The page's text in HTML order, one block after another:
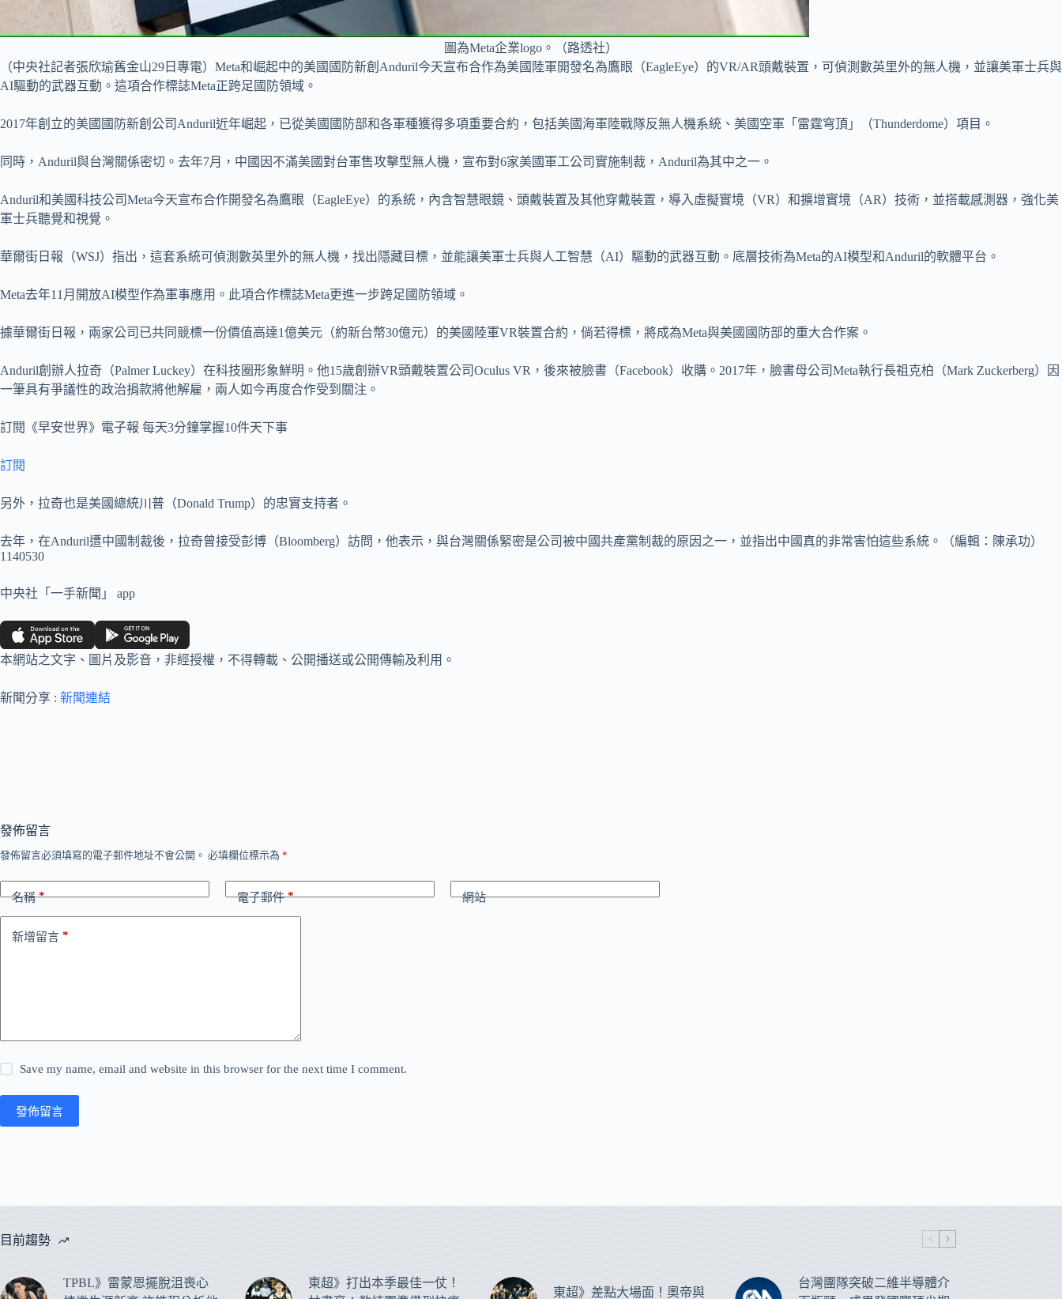
圖為Meta企業logo。（路透社）
（中央社記者張欣瑜舊金山29日專電）Meta和崛起中的美國國防新創Anduril今天宣布合作為美國陸軍開發名為鷹眼（EagleEye）的VR/AR頭戴裝置，可偵測數英里外的無人機，並讓美軍士兵與
AI驅動的武器互動。這項合作標誌Meta正跨足國防領域。
2017年創立的美國國防新創公司Anduril近年崛起，已從美國國防部和各軍種獲得多項重要合約，包括美國海軍陸戰隊反無人機系統、美國空軍「雷霆穹頂」（Thunderdome）項目。
同時，Anduril與台灣關係密切。去年7月，中國因不滿美國對台軍售攻擊型無人機，宣布對6家美國軍工公司實施制裁，Anduril為其中之一。
Anduril和美國科技公司Meta今天宣布合作開發名為鷹眼（EagleEye）的系統，內含智慧眼鏡、頭戴裝置及其他穿戴裝置，導入虛擬實境（VR）和擴增實境（AR）技術，並搭載感測器，強化美
軍士兵聽覺和視覺。
華爾街日報（WSJ）指出，這套系統可偵測數英里外的無人機，找出隱藏目標，並能讓美軍士兵與人工智慧（AI）驅動的武器互動。底層技術為Meta的AI模型和Anduril的軟體平台。
Meta去年11月開放AI模型作為軍事應用。此項合作標誌Meta更進一步跨足國防領域。
據華爾街日報，兩家公司已共同競標一份價值高達1億美元（約新台幣30億元）的美國陸軍VR裝置合約，倘若得標，將成為Meta與美國國防部的重大合作案。
Anduril創辦人拉奇（Palmer Luckey）在科技圈形象鮮明。他15歲創辦VR頭戴裝置公司Oculus VR，後來被臉書（Facebook）收購。2017年，臉書母公司Meta執行長祖克柏（Mark Zuckerberg）因
一筆具有爭議性的政治捐款將他解雇，兩人如今再度合作受到關注。
訂閱《早安世界》電子報 每天3分鐘掌握10件天下事
訂閱
另外，拉奇也是美國總統川普（Donald Trump）的忠實支持者。
去年，在Anduril遭中國制裁後，拉奇曾接受彭博（Bloomberg）訪問，他表示，與台灣關係緊密是公司被中國共產黨制裁的原因之一，並指出中國真的非常害怕這些系統。（編輯：陳承功）
1140530
中央社「一手新聞」 app
本網站之文字、圖片及影音，非經授權，不得轉載、公開播送或公開傳輸及利用。
新聞分享 : 新聞連結
發佈留言
發佈留言必須填寫的電子郵件地址不會公開。 必填欄位標示為 *
名稱* 電子郵件* 網站
新增留言 *
Save my name, email and website in this browser for the next time I comment.
發佈留言
目前趨勢
TPBL》雷蒙恩擺脫沮喪心
東超》打出本季最佳一仗！
東超》差點大場面！奧帝與
台灣團隊突破二維半導體介